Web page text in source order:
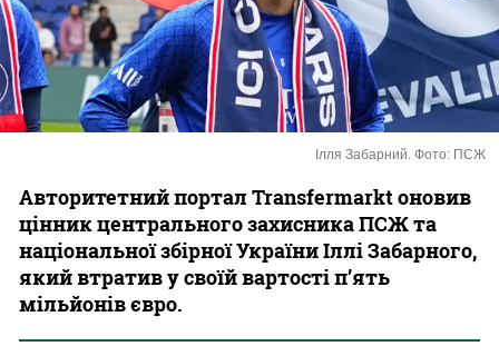
Букмекери
Казино
Ілля Забарний. Фото: ПСЖ
Авторитетний портал Transfermarkt оновив
цінник центрального захисника ПСЖ та
національної збірної України Іллі Забарного,
який втратив у своїй вартості п’ять
мільйонів євро.